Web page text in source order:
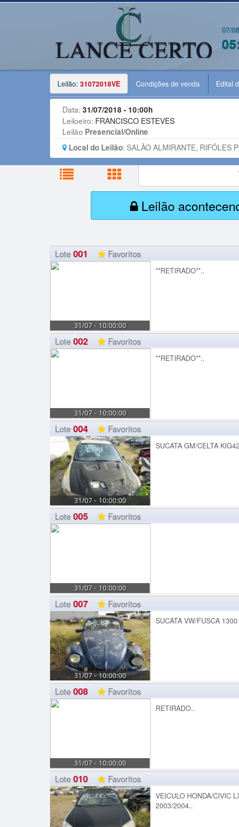
07/
Leilão: 31072018VE Condições de venda Edital
Data: 31/07/2018 - 10:00h
Leiloeiro: FRANCISCO ESTEVES
Leilão Presencial/Online
Local do Leilão: SALÃO ALMIRANTE, RIFÓLES
Leilão
Lote 001 Favoritos
31/07 - 10:00:00
**RETIRADO**..
Lote 002 Favoritos
31/07 - 10:00:00
**RETIRADO**..
Lote 004 Favoritos
31/07 - 10:00:00
SUCATA GM/CELTA
Lote 005 Favoritos
31/07 - 10:00:00
Lote 007 Favoritos
31/07 - 10:00:00
SUCATA VW/FUSCA
Lote 008 Favoritos
31/07 - 10:00:00
RETIRADO..
Lote 010 Favoritos
VEICULO HONDA/CIVIC
2003/2004..